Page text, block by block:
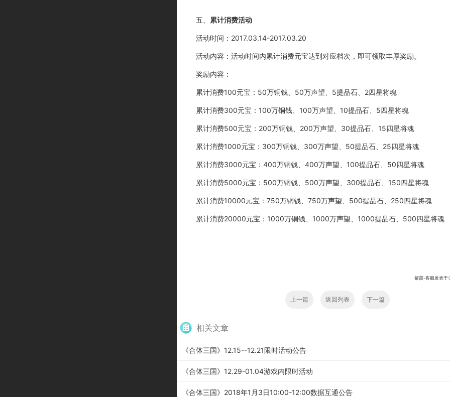
五、 累计消费活动
活动时间： 2017.03.14-2017.03.20
活动内容：活动时间内累计消费元宝达到对应档次，即可领取丰厚奖励。
奖励内容：
累计消费100元宝： 50万铜钱、50万声望、5提品石 2四星将魂
累计消费300元宝： 100万铜钱、100万声望、10提品石 5四星将魂
累计消费500元宝： 200万铜钱、200万声望、30提品石 15四星将魂
累计消费1000元宝： 300万铜钱、300万声望、50提品石 25四星将魂
累计消费3000元宝： 400万铜钱、400万声望、100提品石 50四星将魂
累计消费5000元宝： 500万铜钱、500万声望、300提品石 150四星将魂
累计消费10000元宝： 750万铜钱、750万声望、500提品石 250四星将魂
累计消费20000元宝： 1000万铜钱、1000万声望、1000提品石 500四星将魂
紫霞-客服发表
上一篇 返回列表 下一篇
相关文章
《合体三国》12.15--12.21限时活动公告
《合体三国》12.29-01.04游戏内限时活动
《合体三国》2018年1月3日10:00-12:00数据互通公告